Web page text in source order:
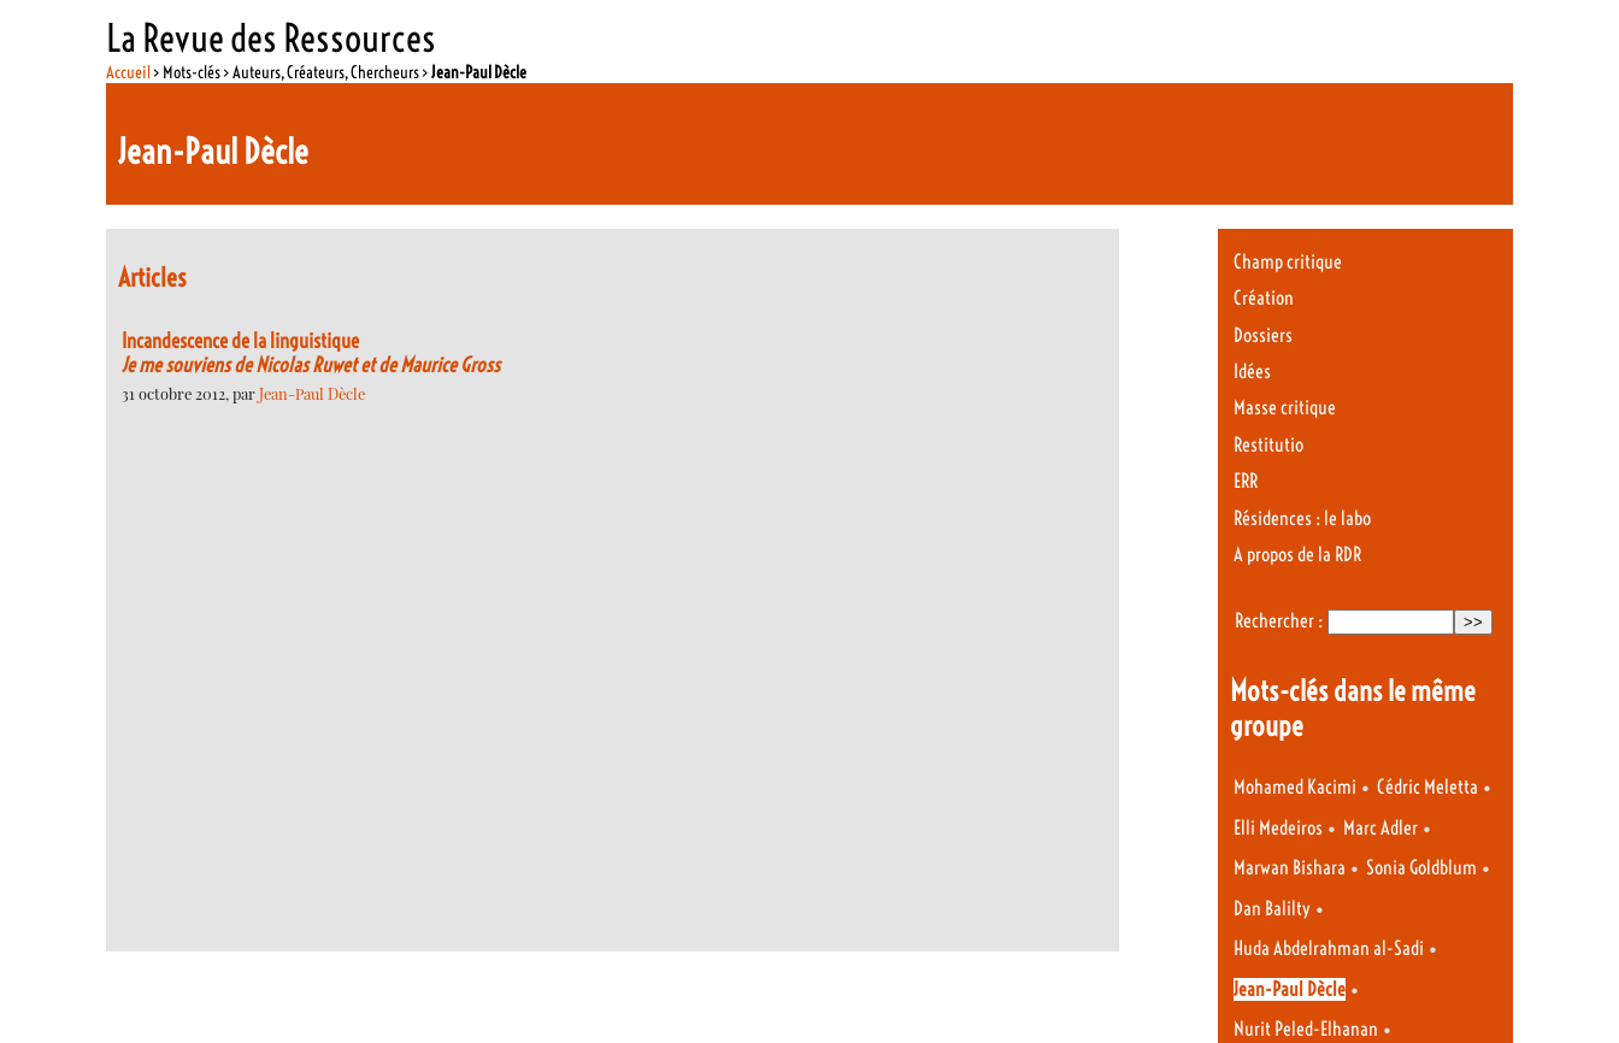
La Revue des Ressources
Accueil> Mots-clés > Auteurs, Créateurs, Chercheurs >Jean-Paul Dècle
Jean-Paul Dècle
Articles
Incandescence de la linguistique
Je me souviens de Nicolas Ruwet et de Maurice Gross
31 octobre 2012, parJean-Paul Dècle
Champ critique
Création
Dossiers
Idées
Masse critique
Restitutio
ERR
Résidences : le labo
A propos de la RDR
Rechercher :
Mots-clés dans le même
groupe
Mohamed Kacimi • Cédric Meletta •
Elli Medeiros • Marc Adler •
Marwan Bishara • Sonia Goldblum •
Dan Balilty •
Huda Abdelrahman al-Sadi •
Jean-Paul Dècle •
Nurit Peled-Elhanan •